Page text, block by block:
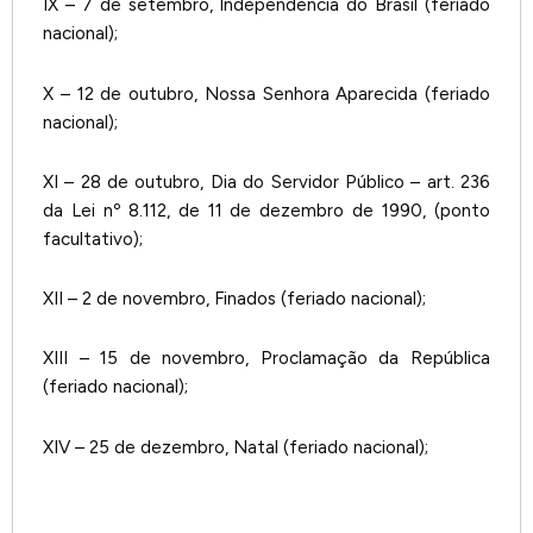
IX – 7 de setembro, Independência do Brasil (feriado
nacional);
X – 12 de outubro, Nossa Senhora Aparecida (feriado
nacional);
XI – 28 de outubro, Dia do Servidor Público – art. 236
da Lei nº 8.112, de 11 de dezembro de 1990, (ponto
facultativo);
XII – 2 de novembro, Finados (feriado nacional);
XIII – 15 de novembro, Proclamação da República
(feriado nacional);
XIV – 25 de dezembro, Natal (feriado nacional);